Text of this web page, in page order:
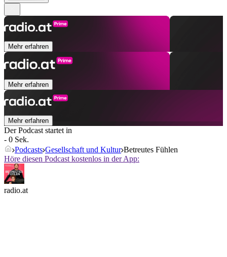
Mehr erfahren
Mehr erfahren
Mehr erfahren
Der Podcast startet in
- 0 Sek.
Podcasts Gesellschaft und Kultur Betreutes Fühlen
Höre diesen Podcast kostenlos in der App:
radio.at